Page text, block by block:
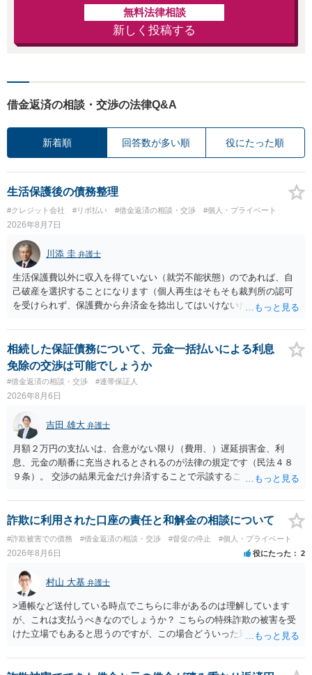
無料法律相談
新しく投稿する
借金返済の相談・交渉の法律Q&A
新着順 回答数が多い順 役にたった順
生活保護後の債務整理
#クレジット会社 #リボ払い #借金返済の相談・交渉 #個人・プライベート
2026年8月7日
川添 圭 弁護士
生活保護費以外に収入を得ていない（就労不能状態）のであれば、自
己破産を選択することになります（個人再生はそもそも裁判所の認可
を受けられず、保護費から弁済金を捻出してはいけないため任意整理
士費用は法テラスが負担し、裁判所の予納金等も法テラスが援助して
くれるため、弁護士へ自己破産を任せれば解決します。
相続した保証債務について、元金一括払いによる利息
免除の交渉は可能でしょうか
#借金返済の相談・交渉 #連帯保証人
2026年8月6日
吉田 雄大 弁護士
月額２万円の支払いは、合意がない限り（費用、）遅延損害金、利
息、元金の順番に充当されるとされるのが法律の規定です（民法４８
９条）。 交渉の結果元金だけ弁済することで示談することは、弁護士
ることには消極的なことが多いものの、お近くの弁護士にご依頼しチ
ャレンジなさる意義は十分にあると思います。
詐欺に利用された口座の責任と和解金の相談について
#詐欺被害での債務 #借金返済の相談・交渉 #督促の停止 #個人・プライベート
2026年8月6日 役にたった 2
村山 大基 弁護士
>通帳など送付している時点でこちらに非があるのは理解しています
が、これは支払うべきなのでしょうか？ こちらの特殊詐欺の被害を受
けた立場でもあると思うのですが、この場合どういった対処が必要で
がいいとは思います。 そもそも、特殊詐欺関係なく旦那さんの行為